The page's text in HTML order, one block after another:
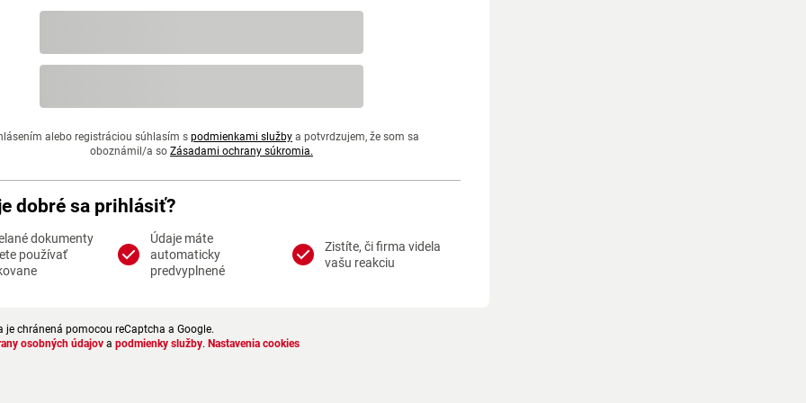
alebo registráciou súhlasím s podmienkami služby a potvrdzujem, že som sa
oboznámil/a so Zásadami ochrany súkromia.
dobré sa prihlásiť?
dokumenty
používať
Údaje máte
automaticky
predvyplnené
Zistíte, či firma videla
vašu reakciu
je chránená pomocou reCaptcha a Google.
osobných údajov a podmienky služby. Nastavenia cookies